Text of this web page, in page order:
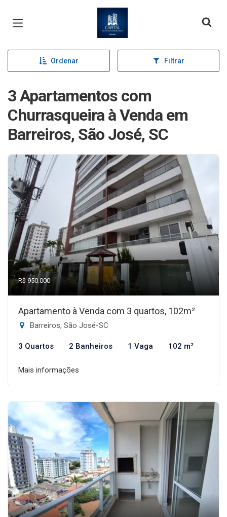
Página inicial
Ordenar Filtrar
3 Apartamentos com
Churrasqueira à Venda em
Barreiros, São José, SC
R$ 950.000
Apartamento à Venda com 3 quartos, 102m²
Barreiros, São José-SC
3 Quartos 2 Banheiros 1 Vaga 102 m²
Mais informações